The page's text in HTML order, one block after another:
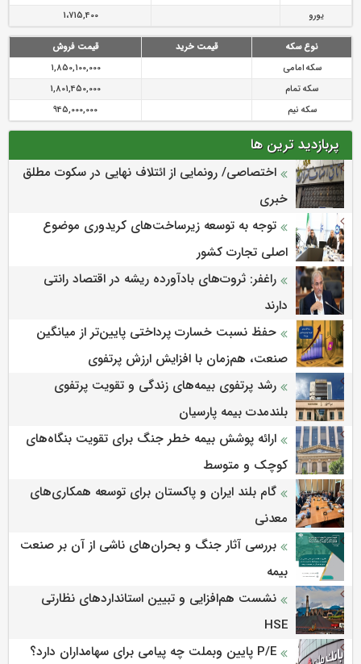
یورو
1،715,400
نوع سکه قیمت خرید
قیمت فروش
سکه امامی
1,850,100,000
سکه تمام
1,801,450,000
سکه نیم
945,000,000
پربازدید ترین ها
اختصاصی/ رونمایی از ائتلاف‌ نهایی در سکوت مطلق
خبری
توجه به توسعه زیرساخت‌های کریدوری موضوع
اصلی تجارت کشور
راغفر: ثروت‌های بادآورده ریشه در اقتصاد رانتی
دارند
حفظ نسبت خسارت پرداختی پایین‌تر از میانگین
صنعت، هم‌زمان با افزایش ارزش پرتفوی
رشد پرتفوی بیمه‌های زندگی و تقویت پرتفوی
بلندمدت بیمه پارسیان
ارائه پوشش بیمه خطر جنگ برای تقویت بنگاه‌های
کوچک و متوسط
گام بلند ایران و پاکستان برای توسعه همکاری‌های
معدنی
بررسی آثار جنگ و بحران‌های ناشی از آن بر صنعت
بیمه
نشست هم‌افزایی و تبیین استانداردهای نظارتی
HSE
P/E پایین وبملت چه پیامی برای سهامداران دارد؟